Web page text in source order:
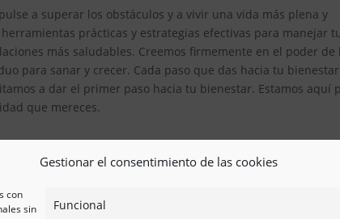
Gestionar el consentimiento de las cookies
con
sin
Funcional
a superar los obstáculos y a vivir una vida más plena y
prácticas y estrategias efectivas para manejar
más saludables. Creemos firmemente en el poder de
para sanar y crecer. Cada paso que das hacia tu
a dar el primer paso hacia tu bienestar. Estamos aquí
que mereces.